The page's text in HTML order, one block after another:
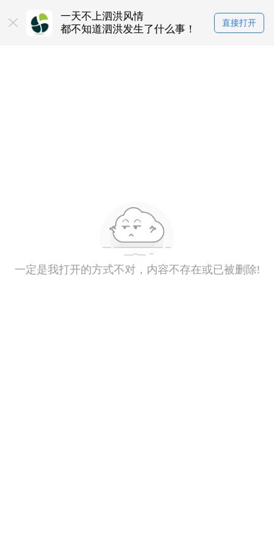
一天不上泗洪风情
都不知道泗洪发生了什么事！
直接打开
一定是我打开的方式不对，内容不存在或已被删除!